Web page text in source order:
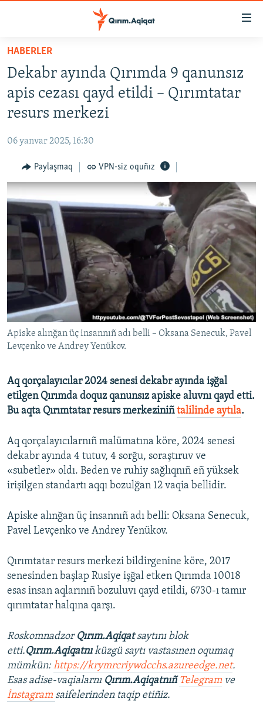
Esas
qaytmaq
Baş
navigatsiyağa
qaytmaq
Qıdıruvğa
qaytmaq
HABERLER
İQTİSADİYAT
MEDENİYET
İNSAN AQLARI
VİDEO
SÜRET
BLOGLAR
Русский
Українською
QOŞULIÑIZ!
RFE/RS bütün saytları
HABERLER
Dekabr ayında Qırımda 9 qanunsız
apis cezası qayd etildi – Qırımtatar
resurs merkezi
06 yanvar 2025, 16:30
Paylaşmaq VPN-siz oquñız
Apiske alınğan üç insannıñ adı belli – Oksana Senecuk, Pavel
Levçenko ve Andrey Yenükov.
Aq qorçalayıcılar 2024 senesi dekabr ayında işğal
etilgen Qırımda doquz qanunsız apiske aluvnı qayd etti.
Bu aqta Qırımtatar resurs merkeziniñtalilinde aytıla.
Aq qorçalayıcılarnıñ malümatına köre, 2024 senesi
dekabr ayında 4 tutuv, 4 sorğu, soraştıruv ve
«subetler» oldı. Beden ve ruhiy sağlıqnıñ eñ yüksek
irişilgen standartı aqqı bozulğan 12 vaqia bellidir.
Apiske alınğan üç insannıñ adı belli: Oksana Senecuk,
Pavel Levçenko ve Andrey Yenükov.
Qırımtatar resurs merkezi bildirgenine köre, 2017
senesinden başlap Rusiye işğal etken Qırımda 10018
esas insan aqlarınıñ bozuluvı qayd etildi, 6730-ı tamır
qırımtatar halqına qarşı.
Roskomnadzor Qırım.Aqiqatsaytını blok
etti.Qırım.Aqiqatnıküzgü saytı vastasınen oqumaq
mümkün:https://krymrcriywdcchs.azureedge.net.
Esas adise-vaqialarnı Qırım.Aqiqatnıñ Telegram ve
İnstagram saifelerinden taqip etiñiz.